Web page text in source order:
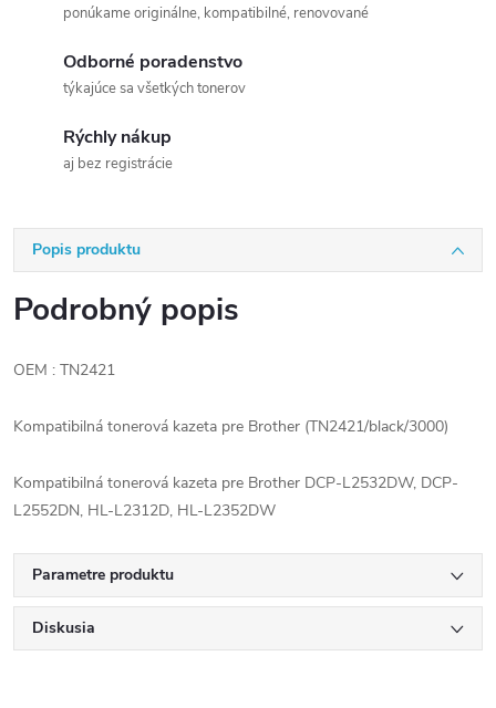
ponúkame originálne, kompatibilné, renovované
Odborné poradenstvo
týkajúce sa všetkých tonerov
Rýchly nákup
aj bez registrácie
Popis produktu
Podrobný popis
OEM : TN2421
Kompatibilná tonerová kazeta pre Brother (TN2421/black/3000)
Kompatibilná tonerová kazeta pre Brother DCP-L2532DW, DCP-
L2552DN, HL-L2312D, HL-L2352DW
Parametre produktu
Diskusia